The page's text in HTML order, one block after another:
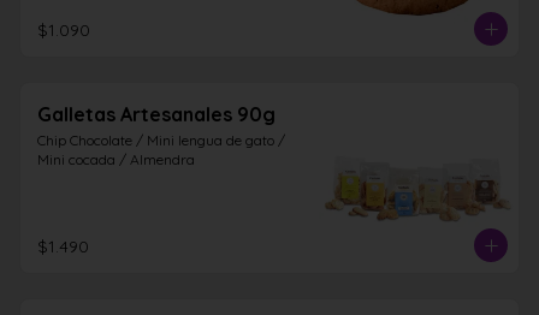
$1.090
Galletas Artesanales 90g
Chip Chocolate / Mini lengua de gato /
Mini cocada / Almendra
$1.490